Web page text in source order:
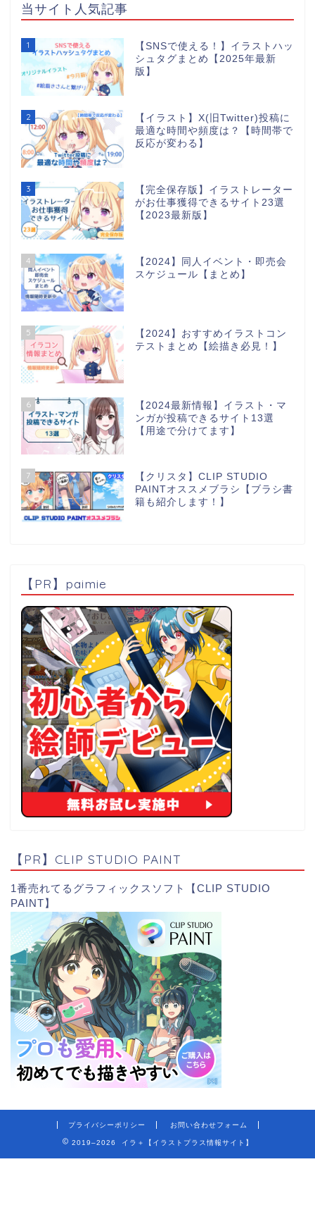
当サイト人気記事
1
【SNSで使える！】イラストハッ
シュタグまとめ【2025年最新
版】
2
【イラスト】X(旧Twitter)投稿に
最適な時間や頻度は？【時間帯で
反応が変わる】
3
【完全保存版】イラストレーター
がお仕事獲得できるサイト23選
【2023最新版】
4
【2024】同人イベント・即売会
スケジュール【まとめ】
5
【2024】おすすめイラストコン
テストまとめ【絵描き必見！】
6
【2024最新情報】イラスト・マ
ンガが投稿できるサイト13選
【用途で分けてます】
7
【クリスタ】CLIP STUDIO
PAINTオススメブラシ【ブラシ書
籍も紹介します！】
【PR】paimie
【PR】CLIP STUDIO PAINT
1番売れてるグラフィックスソフト【CLIP STUDIO
PAINT】
プライバシーポリシー お問い合わせフォーム
2019–2026 イラ＋【イラストプラス情報サイト】